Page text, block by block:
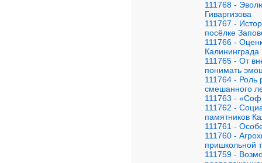
111768 -
Гиваргизова
111767 -
посёлке
111766 -
111765 - От
понимать
111764 - Роль
смешанного
111763 -
111762 -
памятников
111761 -
111760 -
пришкольной
111759 -